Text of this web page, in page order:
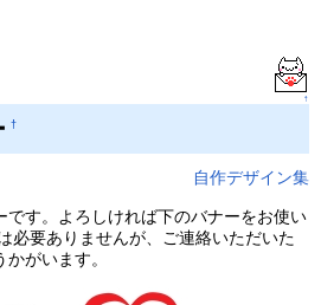
↑
†
自作デザイン集
す。よろしければ下のバナーをお使い
要ありませんが、ご連絡いただいた
がいます。